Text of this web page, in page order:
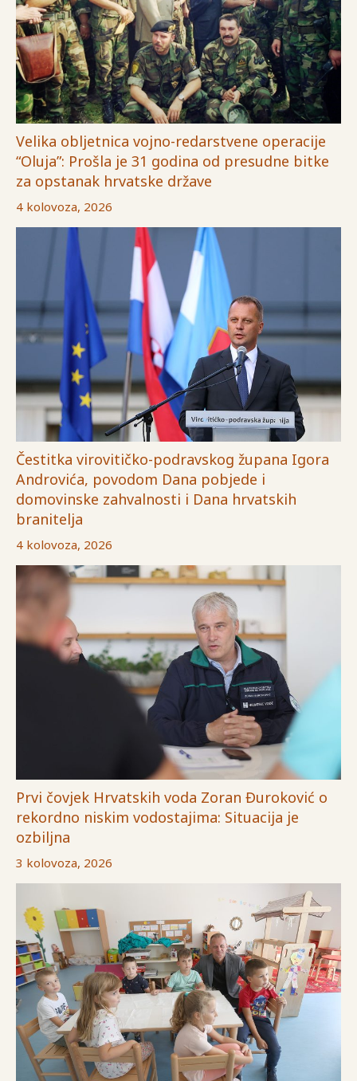
Velika obljetnica vojno-redarstvene operacije
“Oluja”: Prošla je 31 godina od presudne bitke
za opstanak hrvatske države
4 kolovoza, 2026
Čestitka virovitičko-podravskog župana Igora
Androvića, povodom Dana pobjede i
domovinske zahvalnosti i Dana hrvatskih
branitelja
4 kolovoza, 2026
Prvi čovjek Hrvatskih voda Zoran Đuroković o
rekordno niskim vodostajima: Situacija je
ozbiljna
3 kolovoza, 2026